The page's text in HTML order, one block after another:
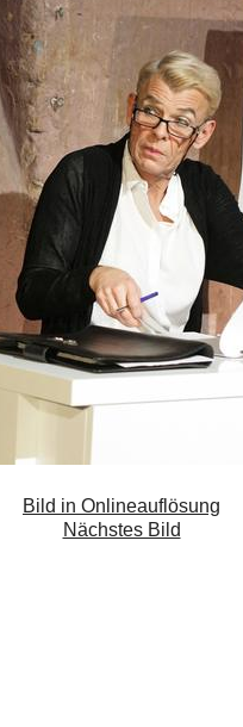
Bild in Onlineauflösung
Nächstes Bild